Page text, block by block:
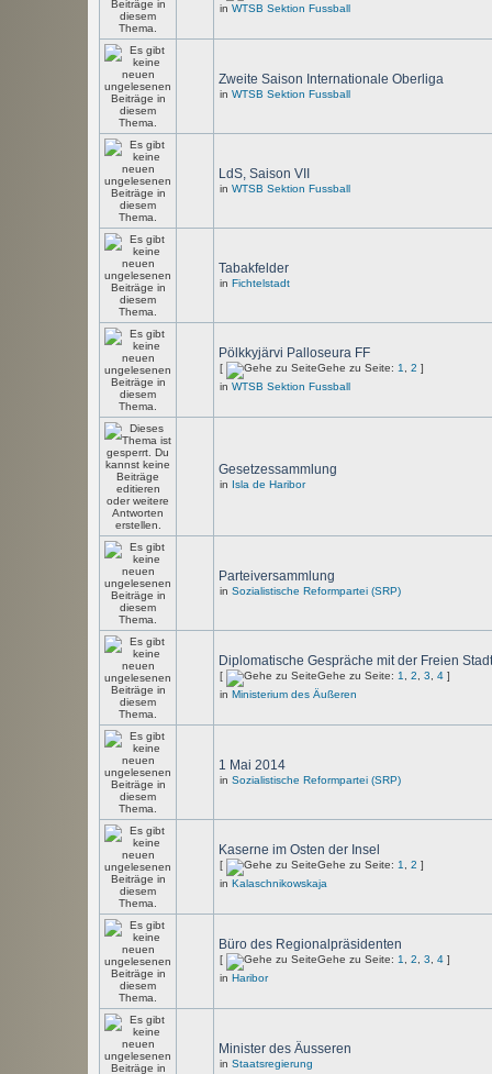
in WTSB Sektion Fussball
Zweite Saison Internationale Oberliga
in WTSB Sektion Fussball
LdS, Saison VII
in WTSB Sektion Fussball
Tabakfelder
in Fichtelstadt
Pölkkyjärvi Palloseura FF
[ Gehe zu Seite: 1 2 ]
in WTSB Sektion Fussball
Gesetzessammlung
in Isla de Haribor
Parteiversammlung
in Sozialistische Reformpartei (SRP)
Diplomatische Gespräche mit der Freien
[ Gehe zu Seite: 1 2 3 4 ]
in Ministerium des Äußeren
1 Mai 2014
in Sozialistische Reformpartei (SRP)
Kaserne im Osten der Insel
[ Gehe zu Seite: 1 2 ]
in Kalaschnikowskaja
Büro des Regionalpräsidenten
[ Gehe zu Seite: 1 2 3 4 ]
in Haribor
Minister des Äusseren
in Staatsregierung